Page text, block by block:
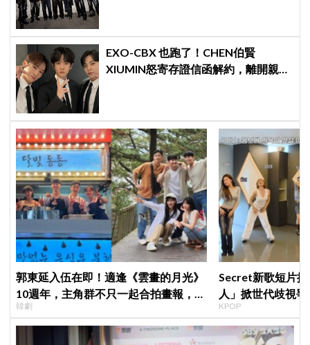
EXO-CBX 也跑了！CHEN伯賢
XIUMIN怒寄存證信函解約，離開親手
郭東延入伍在即！適逢《雲畫的月光》
10週年，主角群不只一起合拍畫報，還
錄製特別節目
韓劇
Secret新歌短片
人」掀世代歧視
舒服
KPOP